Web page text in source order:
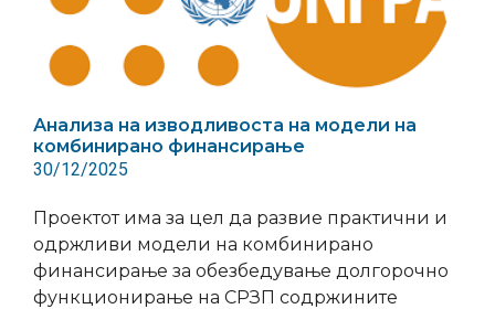
Анализа на изводливоста на модели на
комбинирано финансирање
30/12/2025
Проектот има за цел да развие практични и
одржливи модели на комбинирано
финансирање за обезбедување долгорочно
функционирање на СРЗП содржините